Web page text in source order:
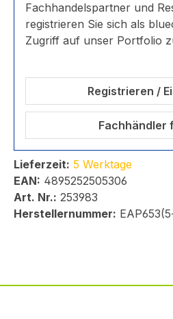
Fachhandelspartner und
registrieren Sie sich als
Zugriff auf unser Portfolio
Registrieren /
Fachhändler
Lieferzeit: 5 Werktage
EAN: 4895252505306
Art. Nr.: 253983
Herstellernummer: